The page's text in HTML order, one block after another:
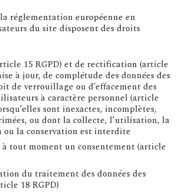
réglementation européenne en
du site disposent des droits
15 RGPD) et de rectification (article
à jour, de complétude des données des
de verrouillage ou d’effacement des
à caractère personnel (article
sont inexactes, incomplètes,
ou dont la collecte, l’utilisation, la
ou la conservation est interdite
tout moment un consentement (article
du traitement des données des
18 RGPD)